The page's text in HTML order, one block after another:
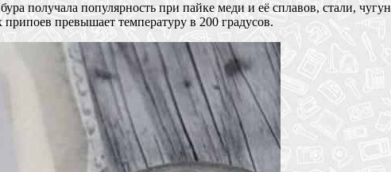
получала популярность при пайке меди и её сплавов, стали,
превышает температуру в 200 градусов.